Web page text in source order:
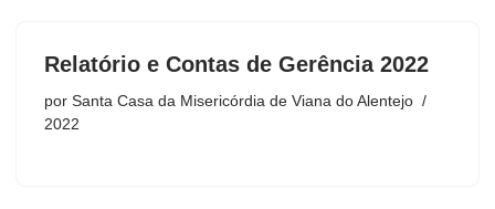
Relatório e Contas de Gerência 2022
por Santa Casa da Misericórdia de Viana do Alentejo
2022